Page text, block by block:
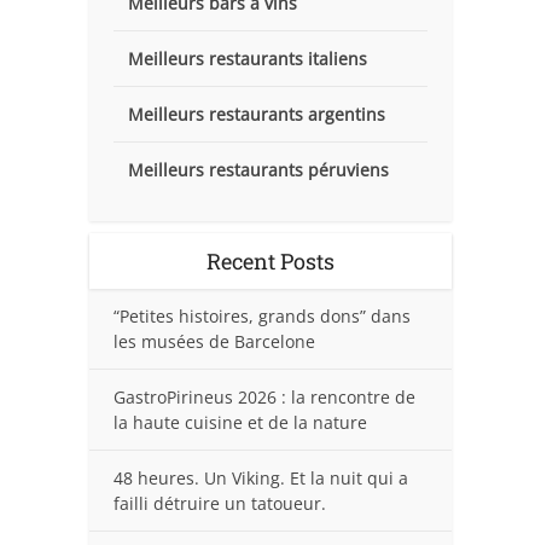
Meilleurs restaurants italiens
Meilleurs restaurants argentins
Meilleurs restaurants péruviens
Recent Posts
“Petites histoires, grands dons” dans
les musées de Barcelone
GastroPirineus 2026 : la rencontre de
la haute cuisine et de la nature
48 heures. Un Viking. Et la nuit qui a
failli détruire un tatoueur.